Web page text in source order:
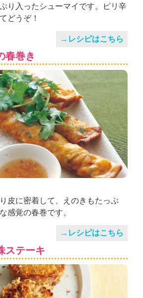
り入ったシューマイです。ピリ辛
どうぞ！
→レシピはこちら
春巻き
皮に密着して、えのきもたっぷ
感覚の春巻です。
→レシピはこちら
ステーキ